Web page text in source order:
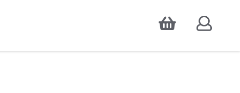
Accepter
d'audience, ainsi que pour